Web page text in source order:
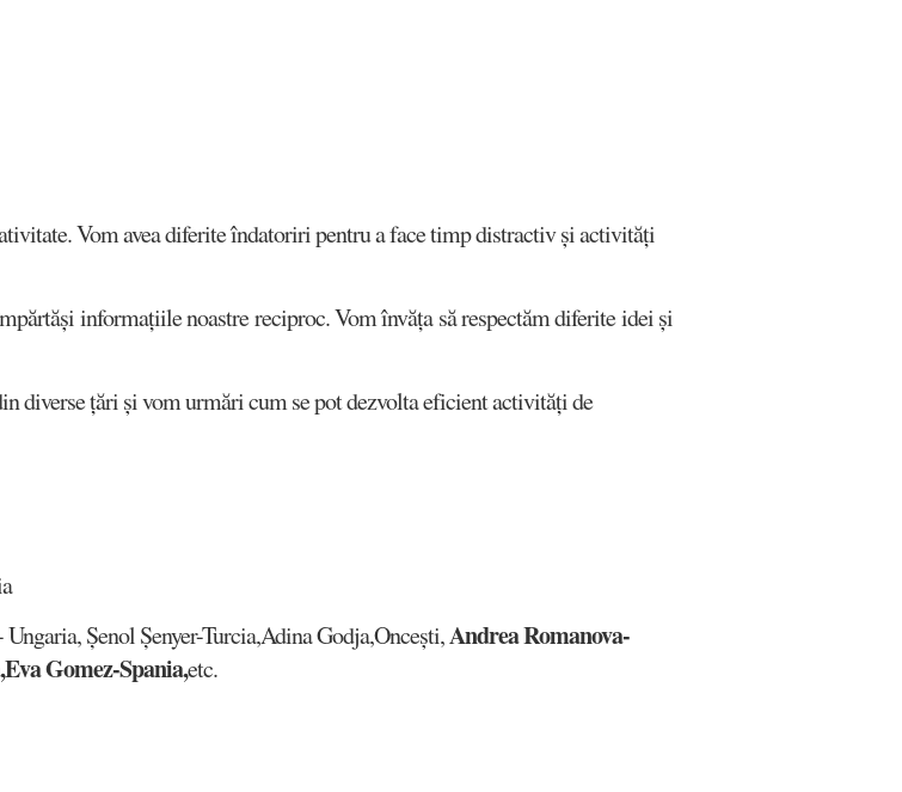
Vom avea diferite îndatoriri pentru a face timp distractiv și activități
informațiile noastre reciproc. Vom învăța să respectăm diferite idei și
diverse țări și vom urmări cum se pot dezvolta eficient activități de
Șenol Șenyer-Turcia,Adina Godja,Oncești,Andrea Romanova-
Gomez-Spania,etc.